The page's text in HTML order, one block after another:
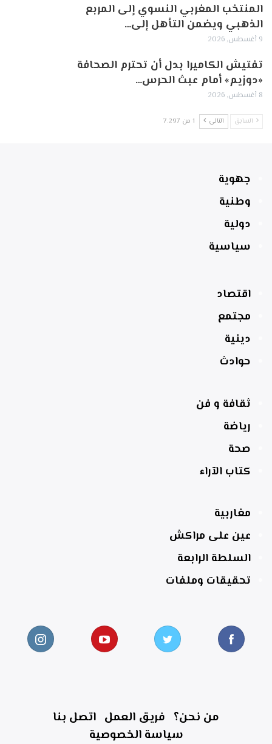
المنتخب المغربي النسوي إلى المربع
الذهبي ويضمن التأهل إلى…
9 أغسطس, 2026
تفتيش الكاميرا بدل أن تحترم الصحافة
«دوزيم» أمام عبث الحرس…
8 أغسطس, 2026
السابق التالي 1 من 7٬297
جهوية
وطنية
دولية
سياسية
اقتصاد
مجتمع
دينية
حوادث
ثقافة و فن
رياضة
صحة
كتاب الآراء
مغاربية
عين على مراكش
السلطة الرابعة
تحقيقات وملفات
من نحن؟ فريق العمل اتصل بنا
سياسة الخصوصية